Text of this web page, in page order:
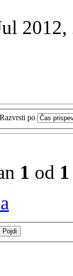
2012,
Razvrsti po
1 od 1